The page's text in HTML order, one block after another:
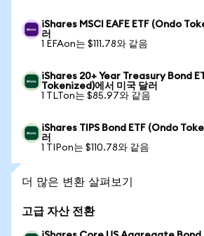
iShares MSCI EAFE ETF (Ondo
러
1 EFAon는 $111.78와 같음
iShares 20+ Year Treasury Bond
Tokenized)에서 미국 달러
1 TLTon는 $85.97와 같음
iShares TIPS Bond ETF (Ondo
러
1 TIPon는 $110.78와 같음
더 많은 변환 살펴보기
고급 자산 전환